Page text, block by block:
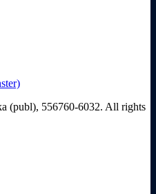
(publ), 556760-6032. All rights